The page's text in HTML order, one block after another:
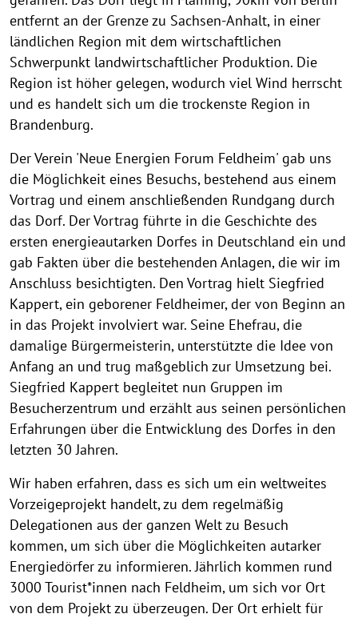
entfernt an der Grenze zu Sachsen-Anhalt, in einer
ländlichen Region mit dem wirtschaftlichen
Schwerpunkt landwirtschaftlicher Produktion. Die
Region ist höher gelegen, wodurch viel Wind herrscht
und es handelt sich um die trockenste Region in
Brandenburg.
Der Verein 'Neue Energien Forum Feldheim' gab uns
die Möglichkeit eines Besuchs, bestehend aus einem
Vortrag und einem anschließenden Rundgang durch
das Dorf. Der Vortrag führte in die Geschichte des
ersten energieautarken Dorfes in Deutschland ein und
gab Fakten über die bestehenden Anlagen, die wir im
Anschluss besichtigten. Den Vortrag hielt Siegfried
Kappert, ein geborener Feldheimer, der von Beginn an
in das Projekt involviert war. Seine Ehefrau, die
damalige Bürgermeisterin, unterstützte die Idee von
Anfang an und trug maßgeblich zur Umsetzung bei.
Siegfried Kappert begleitet nun Gruppen im
Besucherzentrum und erzählt aus seinen persönlichen
Erfahrungen über die Entwicklung des Dorfes in den
letzten 30 Jahren.
Wir haben erfahren, dass es sich um ein weltweites
Vorzeigeprojekt handelt, zu dem regelmäßig
Delegationen aus der ganzen Welt zu Besuch
kommen, um sich über die Möglichkeiten autarker
Energiedörfer zu informieren. Jährlich kommen rund
3000 Tourist*innen nach Feldheim, um sich vor Ort
von dem Projekt zu überzeugen. Der Ort erhielt für